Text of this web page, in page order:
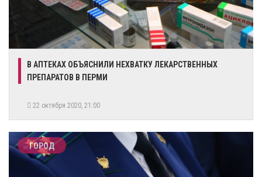
В АПТЕКАХ ОБЪЯСНИЛИ НЕХВАТКУ ЛЕКАРСТВЕННЫХ
ПРЕПАРАТОВ В ПЕРМИ
22 октября 2020, 21:00
ГОРОД